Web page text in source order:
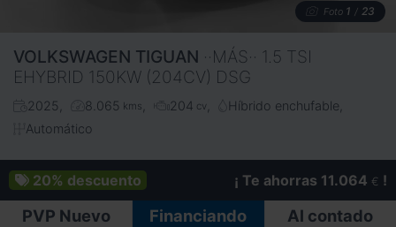
Foto 1 / 23
VOLKSWAGEN TIGUAN ··MÁS·· 1.5 TSI
EHYBRID 150KW (204CV) DSG
2025 8.065 kms 204 cv
Híbrido enchufable
Automático
20% descuento ¡ Te ahorras 11.064 € !
PVP Nuevo Financiando Al contado